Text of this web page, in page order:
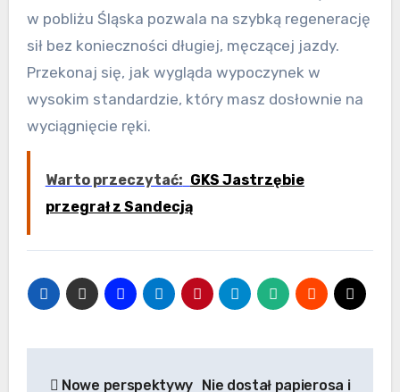
w pobliżu Śląska pozwala na szybką regenerację
sił bez konieczności długiej, męczącej jazdy.
Przekonaj się, jak wygląda wypoczynek w
wysokim standardzie, który masz dosłownie na
wyciągnięcie ręki.
Warto przeczytać: GKS Jastrzębie
przegrał z Sandecją
Nowe perspektywy Nie dostał papierosa i